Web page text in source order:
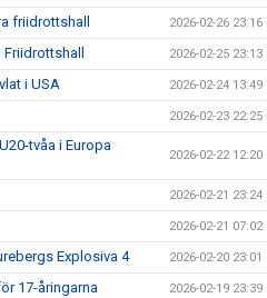
friidrottshall 2026-02-26 23:16
2026-02-25 23:13
i USA 2026-02-24 13:49
2026-02-23 22:25
tvåa i Europa
2026-02-22 12:20
2026-02-21 23:24
2026-02-21 07:02
Explosiva 4 2026-02-20 23:01
17-åringarna 2026-02-19 23:39